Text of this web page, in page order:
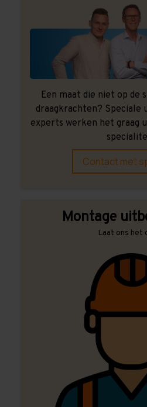
Een maat die niet op de
draagkrachten? Speciale
experts werken het graag
Contact met
Montage
Laat ons het